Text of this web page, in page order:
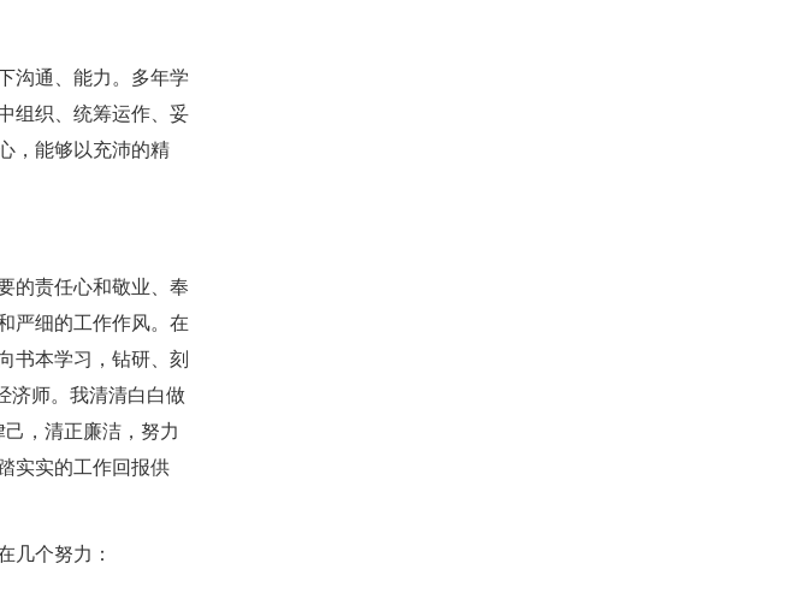
沟通、能力。多年学
组织、统筹运作、妥
，能够以充沛的精
的责任心和敬业、奉
严细的工作作风。在
书本学习，钻研、刻
济师。我清清白白做
，清正廉洁，努力
实实的工作回报供
几个努力：